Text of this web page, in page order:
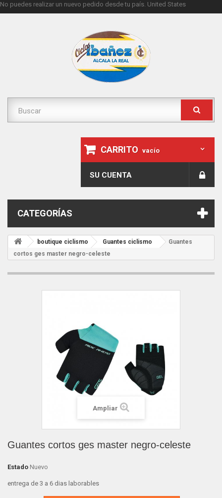
No puedes realizar un nuevo pedido desde tu país. United States
CARRITO vacío
SU CUENTA
CATEGORÍAS
boutique ciclismo Guantes ciclismo
Guantes
cortos ges master negro-celeste
Ampliar
Guantes cortos ges master negro-celeste
Estado Nuevo
entrega de 3 a 6 dias laborables